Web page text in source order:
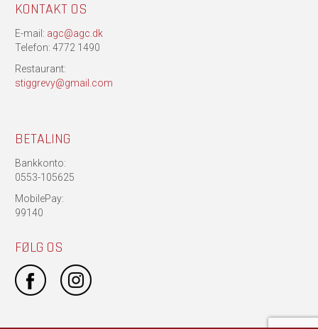
KONTAKT OS
E-mail: agc@agc.dk
Telefon: 4772 1490
Restaurant:
stiggrevy@gmail.com
BETALING
Bankkonto:
0553-105625
MobilePay:
99140
FØLG OS